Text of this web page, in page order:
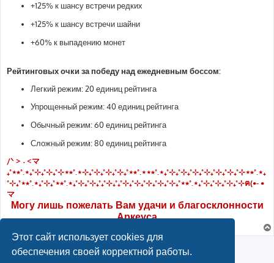
Этот сайт использует cookies для
обеспечения своей корректной работы.
+125% к шансу встречи редких
+125% к шансу встречи шайни
+60% к выпадению монет
Рейтинговых очки за победу над ежедневным боссом:
Легкий режим: 20 единиц рейтинга
Упрощенный режим: 40 единиц рейтинга
Обычный режим: 60 единиц рейтинга
Сложный режим: 80 единиц рейтинга
/ᐠ > ˕ <マ
₊˚⋆⭒˚.⋆₊˚⊹₊˚⊹₊˚⊹⋆⭒˚.⋆⊹₊˚⊹₊˚⊹₊˚⊹₊˚⋆⭒˚.⋆⋆⭒˚.⋆₊˚⊹₊˚⊹₊˚⊹₊˚⊹₊˚⊹₊˚⊹₊˚⊹⋆⭒˚.⋆₊
˚⊹₊˚⋆⭒˚.⋆₊˚⊹₊˚⋆⭒˚.⋆₊˚⊹₊˚⊹₊˚₊˚⊹₊˚₊˚⊹₊˚⊹₊˚⊹₊˚⊹₊˚⊹₊˚⋆⭒˚.⋆₊˚⊹₊˚⊹₊˚⊹₊˚⊹ฅ(•- •
マ
Могу лишь пожелать Вам удачи и благосклонности
Аркеуса
Ответить